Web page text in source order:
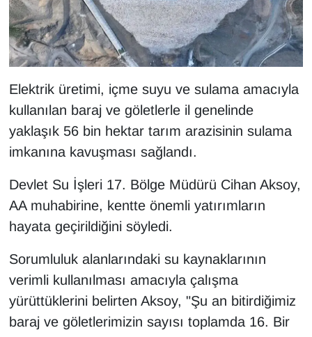
Elektrik üretimi, içme suyu ve sulama amacıyla
kullanılan baraj ve göletlerle il genelinde
yaklaşık 56 bin hektar tarım arazisinin sulama
imkanına kavuşması sağlandı.
Devlet Su İşleri 17. Bölge Müdürü Cihan Aksoy,
AA muhabirine, kentte önemli yatırımların
hayata geçirildiğini söyledi.
Sorumluluk alanlarındaki su kaynaklarının
verimli kullanılması amacıyla çalışma
yürüttüklerini belirten Aksoy, "Şu an bitirdiğimiz
baraj ve göletlerimizin sayısı toplamda 16. Bir
ONE EKONOMİ
POLİTİKA
Resmi İlanlar
RÖPORTAJ
Seri İlan
Sinema - TV
SİYASET
SPOR